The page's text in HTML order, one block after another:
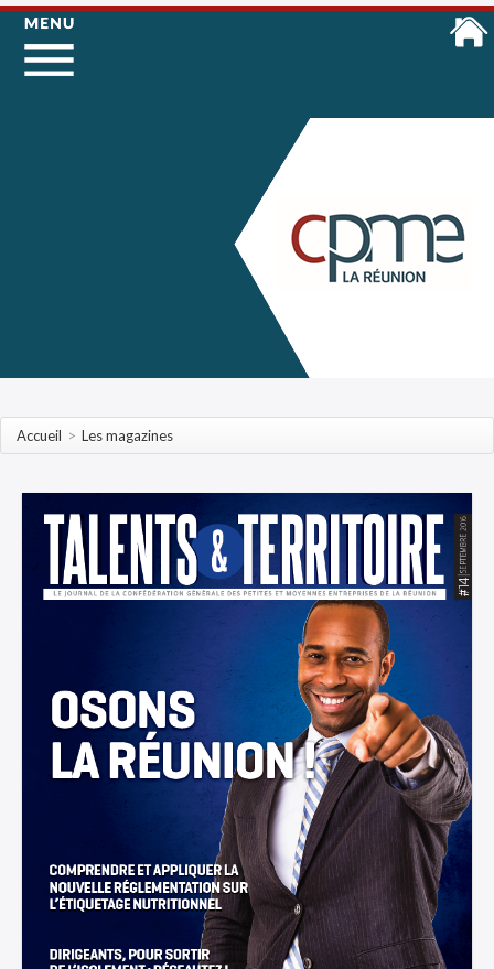
Accueil > Les magazines